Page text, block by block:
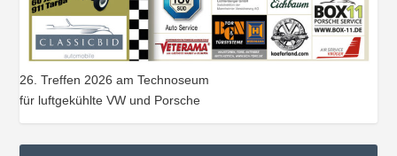
26. Treffen 2026 am Technoseum
für luftgekühlte VW und Porsche